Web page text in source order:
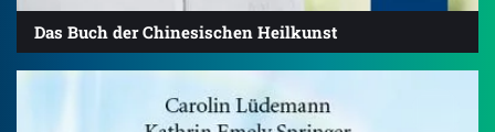
Das Buch der Chinesischen Heilkunst